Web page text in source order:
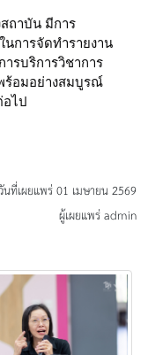
ถาบัน มีการ
การจัดทำรายงาน
รบริการวิชาการ
ร้อมอย่างสมบูรณ์
ไป
นที่เผยแพร่ 01 เมษายน 2569
ผู้เผยแพร่ admin